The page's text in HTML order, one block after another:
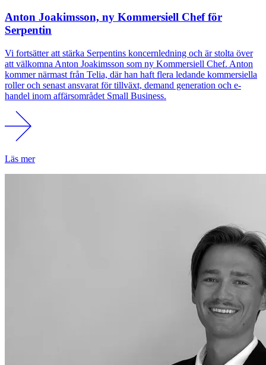
Anton Joakimsson, ny Kommersiell Chef för
Serpentin
Vi fortsätter att stärka Serpentins koncernledning och är stolta över
att välkomna Anton Joakimsson som ny Kommersiell Chef. Anton
kommer närmast från Telia, där han haft flera ledande kommersiella
roller och senast ansvarat för tillväxt, demand generation och e-
handel inom affärsområdet Small Business.
Läs mer